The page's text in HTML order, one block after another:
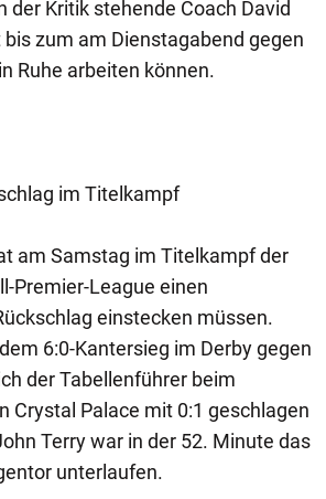
der Kritik stehende Coach David
zum am Dienstagabend gegen
Ruhe arbeiten können.
im Titelkampf
am Samstag im Titelkampf der
Premier-League einen
einstecken müssen.
6:0-Kantersieg im Derby gegen
der Tabellenführer beim
Crystal Palace mit 0:1 geschlagen
Terry war in der 52. Minute das
unterlaufen.